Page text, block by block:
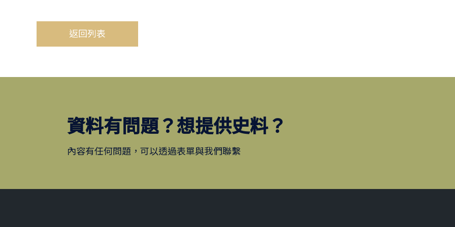
返回列表
資料有問題？想提供史料？
內容有任何問題，可以透過表單與我們聯繫